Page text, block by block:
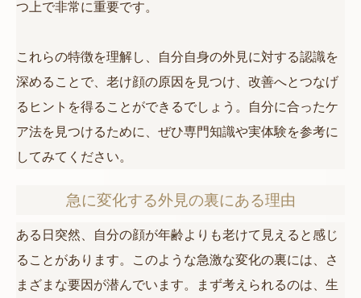
つ上で非常に重要です。
これらの特徴を理解し、自分自身の外見に対する認識を
深めることで、老け顔の原因を見つけ、改善へとつなげ
るヒントを得ることができるでしょう。自分に合ったケ
ア法を見つけるために、ぜひ専門知識や実体験を参考に
してみてください。
急に変化する外見の裏にある理由
ある日突然、自分の顔が年齢よりも老けて見えると感じ
ることがあります。このような急激な変化の裏には、さ
まざまな要因が潜んでいます。まず考えられるのは、生